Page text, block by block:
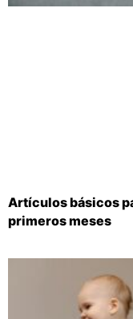
Artículos básicos
primeros meses